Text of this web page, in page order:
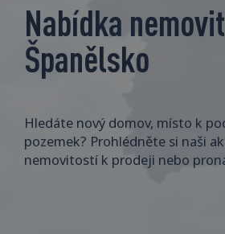
Nabídka
Španělsko
Hledáte nový domov, místo k
pozemek? Prohlédněte si naši
nemovitostí k prodeji nebo